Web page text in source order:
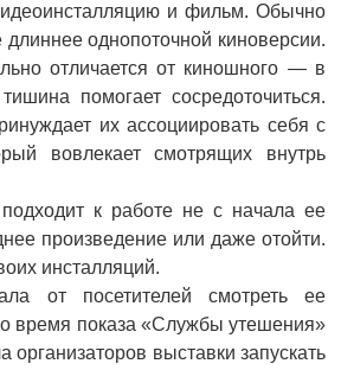
и фильм. Обычно
однопоточной киноверсии.
отличается от киношного — в
помогает сосредоточиться.
их ассоциировать себя с
вовлекает смотрящих внутрь
к работе не с начала ее
произведение или даже отойти.
инсталляций.
от посетителей смотреть ее
время показа «Службы утешения»
выставки запускать